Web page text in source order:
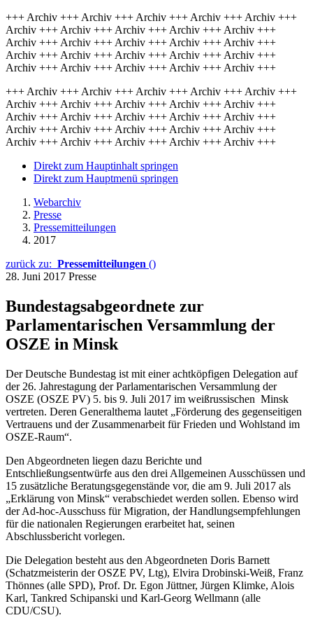
+++ Archiv +++ Archiv +++ Archiv +++ Archiv +++ Archiv +++
Archiv +++ Archiv +++ Archiv +++ Archiv +++ Archiv +++
Archiv +++ Archiv +++ Archiv +++ Archiv +++ Archiv +++
Archiv +++ Archiv +++ Archiv +++ Archiv +++ Archiv +++
Archiv +++ Archiv +++ Archiv +++ Archiv +++ Archiv +++
+++ Archiv +++ Archiv +++ Archiv +++ Archiv +++ Archiv +++
Archiv +++ Archiv +++ Archiv +++ Archiv +++ Archiv +++
Archiv +++ Archiv +++ Archiv +++ Archiv +++ Archiv +++
Archiv +++ Archiv +++ Archiv +++ Archiv +++ Archiv +++
Archiv +++ Archiv +++ Archiv +++ Archiv +++ Archiv +++
Direkt zum Hauptinhalt springen
Direkt zum Hauptmenü springen
Webarchiv
Presse
Pressemitteilungen
2017
zurück zu: Pressemitteilungen ()
28. Juni 2017 Presse
Bundestagsabgeordnete zur
Parlamentarischen Versammlung der
OSZE in Minsk
Der Deutsche Bundestag ist mit einer achtköpfigen Delegation auf
der 26. Jahrestagung der Parlamentarischen Versammlung der
OSZE (OSZE PV) 5. bis 9. Juli 2017 im weißrussischen Minsk
vertreten. Deren Generalthema lautet „Förderung des gegenseitigen
Vertrauens und der Zusammenarbeit für Frieden und Wohlstand im
OSZE-Raum“.
Den Abgeordneten liegen dazu Berichte und
Entschließungsentwürfe aus den drei Allgemeinen Ausschüssen und
15 zusätzliche Beratungsgegenstände vor, die am 9. Juli 2017 als
„Erklärung von Minsk“ verabschiedet werden sollen. Ebenso wird
der Ad-hoc-Ausschuss für Migration, der Handlungsempfehlungen
für die nationalen Regierungen erarbeitet hat, seinen
Abschlussbericht vorlegen.
Die Delegation besteht aus den Abgeordneten Doris Barnett
(Schatzmeisterin der OSZE PV, Ltg), Elvira Drobinski-Weiß, Franz
Thönnes (alle SPD), Prof. Dr. Egon Jüttner, Jürgen Klimke, Alois
Karl, Tankred Schipanski und Karl-Georg Wellmann (alle
CDU/CSU).